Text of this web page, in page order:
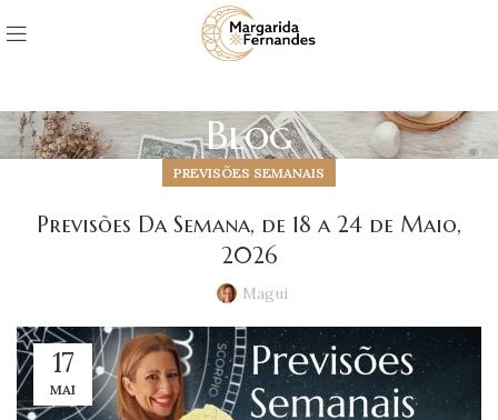
Blog
PREVISÕES SEMANAIS
Previsões Da Semana, de 18 a 24 de Maio,
2026
Magui
17
MAI